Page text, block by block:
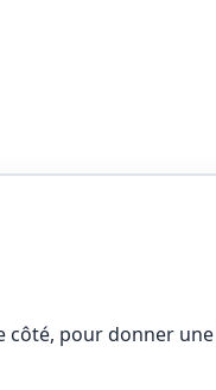
côté, pour donner